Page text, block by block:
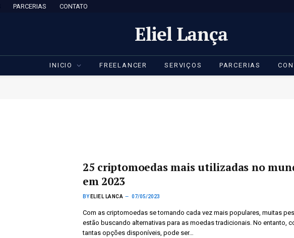
PARCERIAS CONTATO
Eliel Lança
INICIO FREELANCER SERVIÇOS PARCERIAS
25 criptomoedas mais utilizadas no
em 2023
BY ELIEL LANCA 07/05/2023
Com as criptomoedas se tornando cada vez mais populares, muitas
estão buscando alternativas para as moedas tradicionais. No entanto,
tantas opções disponíveis, pode ser…